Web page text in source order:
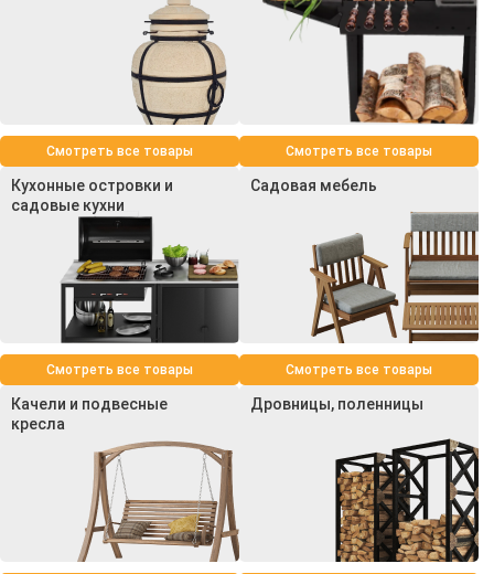
Смотреть все товары Смотреть все товары
Кухонные островки и
садовые кухни
Смотреть все товары
Садовая мебель
Смотреть все товары
Качели и подвесные
кресла
Дровницы, поленницы